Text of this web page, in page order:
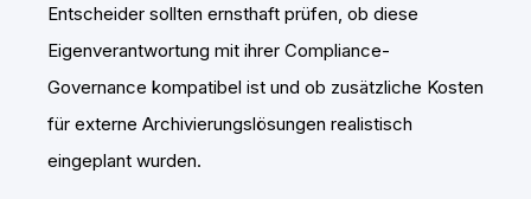
Entscheider sollten ernsthaft prüfen, ob diese
Eigenverantwortung mit ihrer Compliance-
Governance kompatibel ist und ob zusätzliche Kosten
für externe Archivierungslösungen realistisch
eingeplant wurden.